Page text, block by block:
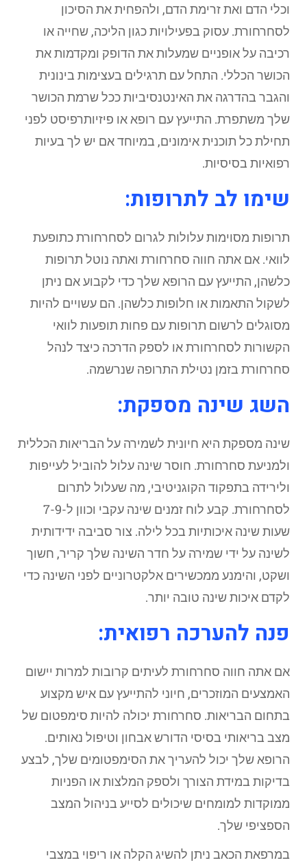
וכלי הדם ואת זרימת הדם, ולהפחית את הסיכון
לסחרחורת. עסוק בפעילויות כגון הליכה, שחייה או
רכיבה על אופניים שמעלות את הדופק ומקדמות את
הכושר הכללי. התחל עם תרגילים בעצימות בינונית
והגבר בהדרגה את האינטנסיביות ככל שרמת הכושר
שלך משתפרת. התייעץ עם רופא או פיזיותרפיסט לפני
תחילת כל תוכנית אימונים, במיוחד אם יש לך בעיות
רפואיות בסיסיות.
שימו לב לתרופות:
תרופות מסוימות עלולות לגרום לסחרחורת כתופעת
לוואי. אם אתה חווה סחרחורת ואתה נוטל תרופות
כלשהן, התייעץ עם הרופא שלך כדי לקבוע אם ניתן
לשקול התאמות או חלופות כלשהן. הם עשויים להיות
מסוגלים לרשום תרופות עם פחות תופעות לוואי
הקשורות לסחרחורת או לספק הדרכה כיצד לנהל
סחרחורת בזמן נטילת התרופה שנרשמה.
השג שינה מספקת:
שינה מספקת היא חיונית לשמירה על הבריאות הכללית
ולמניעת סחרחורת. חוסר שינה עלול להוביל לעייפות
ולירידה בתפקוד הקוגניטיבי, מה שעלול לתרום
לסחרחורת. קבע לוח זמנים שינה עקבי וכוון ל-7-9
שעות שינה איכותיות בכל לילה. צור סביבה ידידותית
לשינה על ידי שמירה על חדר השינה שלך קריר, חשוך
ושקט, והימנע ממכשירים אלקטרוניים לפני השינה כדי
לקדם איכות שינה טובה יותר.
פנה להערכה רפואית:
אם אתה חווה סחרחורת לעיתים קרובות למרות יישום
האמצעים המוזכרים, חיוני להתייעץ עם איש מקצוע
בתחום הבריאות. סחרחורת יכולה להיות סימפטום של
מצב בריאותי בסיסי הדורש אבחון וטיפול נאותים.
הרופא שלך יכול להעריך את הסימפטומים שלך, לבצע
בדיקות במידת הצורך ולספק המלצות או הפניות
ממוקדות למומחים שיכולים לסייע בניהול המצב
הספציפי שלך.
במרפאת הכאב ניתן להשיג הקלה או ריפוי במצבי